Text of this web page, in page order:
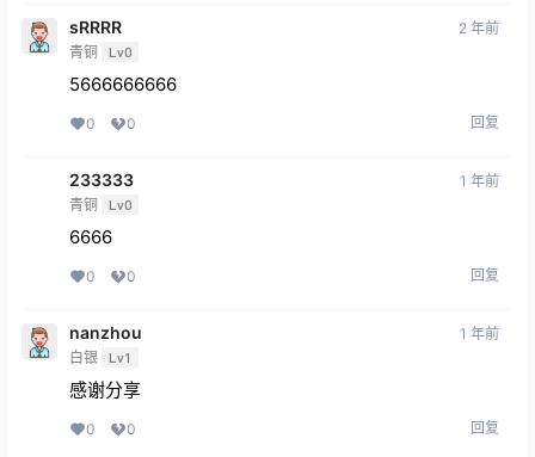
sRRRR
青铜 Lv0
2 年前
5666666666
0 0 回复
233333
青铜 Lv0
1 年前
6666
0 0 回复
nanzhou
白银 Lv1
1 年前
感谢分享
0 0 回复